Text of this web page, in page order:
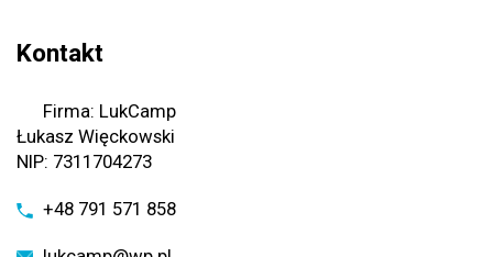
Kontakt
Firma: LukCamp
Łukasz Więckowski
NIP: 7311704273
+48 791 571 858